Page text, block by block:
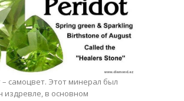
– самоцвет. Этот минерал был
издревле, в основном